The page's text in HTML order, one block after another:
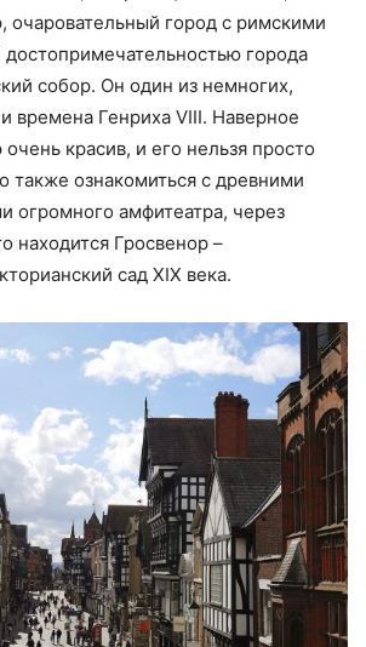
очаровательный город с римскими
города
собор. Он один из немногих,
времена Генриха VIII. Наверное
красив, и его нельзя просто
также ознакомиться с древними
огромного амфитеатра, через
находится Гросвенор –
сад XIX века.